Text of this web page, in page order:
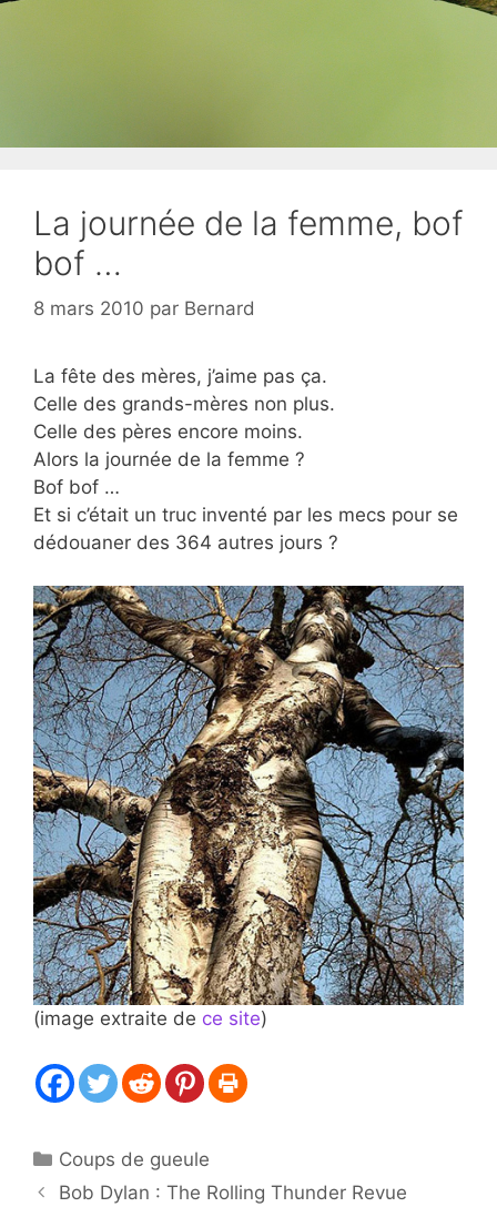
La journée de la femme, bof
bof …
8 mars 2010 par Bernard
La fête des mères, j’aime pas ça.
Celle des grands-mères non plus.
Celle des pères encore moins.
Alors la journée de la femme ?
Bof bof …
Et si c’était un truc inventé par les mecs pour se
dédouaner des 364 autres jours ?
(image extraite de ce site)
Catégories
Coups de gueule
Bob Dylan : The Rolling Thunder Revue